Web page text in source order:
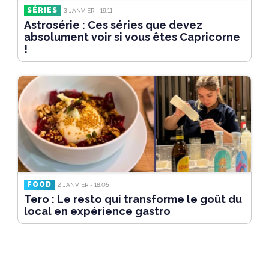
SÉRIES 3 JANVIER - 19:11
Astrosérie : Ces séries que devez
absolument voir si vous êtes Capricorne
!
FOOD 2 JANVIER - 18:05
Tero : Le resto qui transforme le goût du
local en expérience gastro